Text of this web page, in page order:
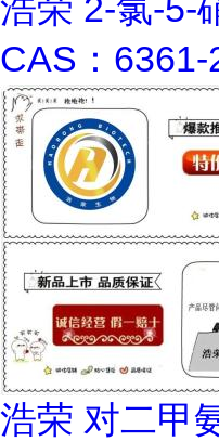
浩荣 2-氯-5-
CAS：6361-
浩荣 对二甲